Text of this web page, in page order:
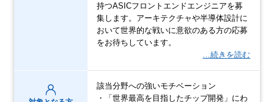
持つASICフロントエンドエンジニアを募
集します。アーキテクチャや半導体設計に
おいて世界的な戦いに意欲のある方の応募
をお待ちしています。
…続きを読む
該当分野への強いモチベーション
・「世界最高を目指したチップ開発」にわ